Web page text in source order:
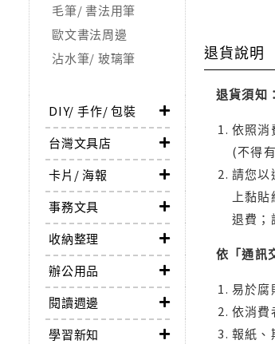
毛筆/ 書法用筆
歐文書法周邊
沾水筆/ 玻璃筆
DIY/ 手作/ 包裝
台灣文具店
卡片/ 海報
事務文具
收納整理
辦公用品
閱讀週邊
學習新知
退貨說明
退貨須知：
依照消
(不得
請您以
上黏
退費；
依「通訊
易於腐
依消費
報紙、